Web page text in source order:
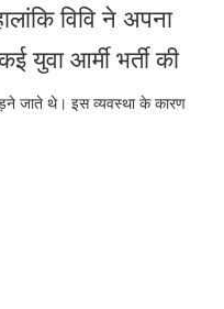
विवि ने अपना
युवा आर्मी भर्ती की
जाते थे। इस व्यवस्था के कारण